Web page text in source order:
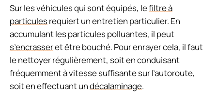
Sur les véhicules qui sont équipés, lefiltre à
particulesrequiert un entretien particulier. En
accumulant les particules polluantes, il peut
s’encrasseret être bouché. Pour enrayer cela, il faut
le nettoyer régulièrement, soit en conduisant
fréquemment à vitesse suffisante sur l’autoroute,
soit en effectuant undécalaminage.